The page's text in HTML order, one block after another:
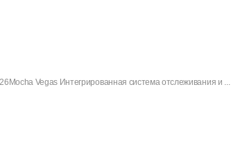
Vegas Интегрированная система отслеживания и ...